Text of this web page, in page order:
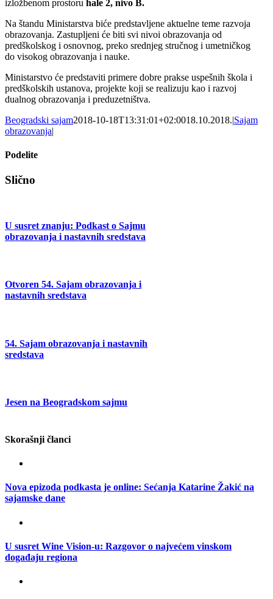
izložbenom prostoru hale 2, nivo B.
Na štandu Ministarstva biće predstavljene aktuelne teme razvoja
obrazovanja. Zastupljeni će biti svi nivoi obrazovanja od
predškolskog i osnovnog, preko srednjeg stručnog i umetničkog
do visokog obrazovanja i nauke.
Ministarstvo će predstaviti primere dobre prakse uspešnih škola i
predškolskih ustanova, projekte koji se realizuju kao i razvoj
dualnog obrazovanja i preduzetništva.
Beogradski sajam2018-10-18T13:31:01+02:0018.10.2018.|Sajam
obrazovanja|
Podelite
Facebook
X
Tumblr
Pinterest
Email
Slično
U susret znanju: Podkast o Sajmu
obrazovanja i nastavnih sredstava
Otvoren 54. Sajam obrazovanja i
nastavnih sredstava
54. Sajam obrazovanja i nastavnih
sredstava
Jesen na Beogradskom sajmu
Skorašnji članci
Nova epizoda podkasta je online: Sećanja Katarine Žakić na
sajamske dane
U susret Wine Vision-u: Razgovor o najvećem vinskom
događaju regiona